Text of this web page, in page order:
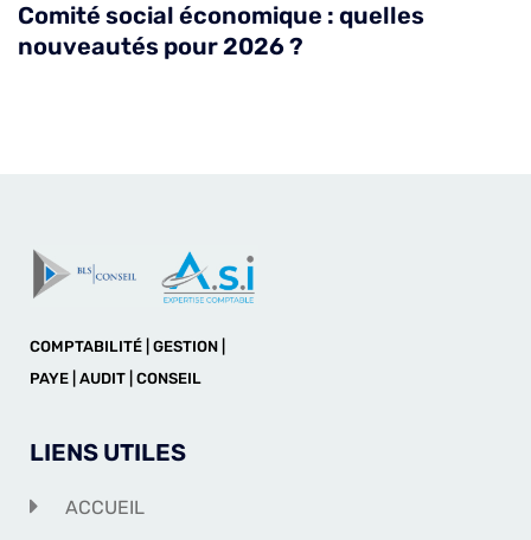
Comité social économique : quelles
nouveautés pour 2026 ?
COMPTABILITÉ | GESTION |
PAYE | AUDIT | CONSEIL
LIENS UTILES
ACCUEIL